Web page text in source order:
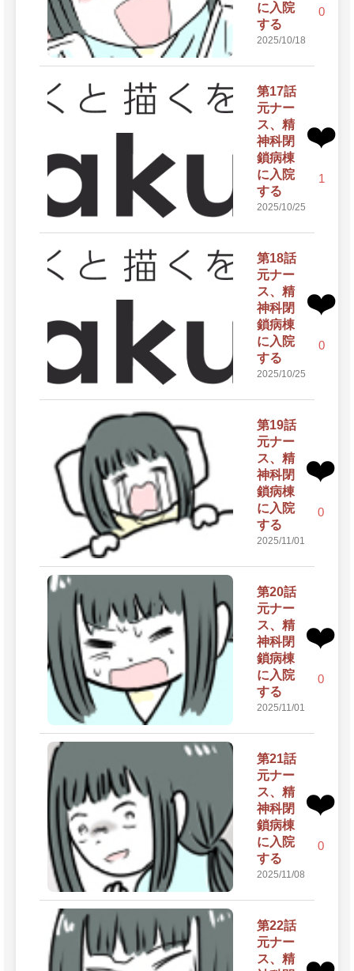
に入院
する
2025/10/18
0
第17話
元ナー
ス、精
神科閉
鎖病棟
に入院
する
2025/10/25
❤️
1
第18話
元ナー
ス、精
神科閉
鎖病棟
に入院
する
2025/10/25
❤️
0
第19話
元ナー
ス、精
神科閉
鎖病棟
に入院
する
2025/11/01
❤️
0
第20話
元ナー
ス、精
神科閉
鎖病棟
に入院
する
2025/11/01
❤️
0
第21話
元ナー
ス、精
神科閉
鎖病棟
に入院
する
2025/11/08
❤️
0
第22話
元ナー
ス、精